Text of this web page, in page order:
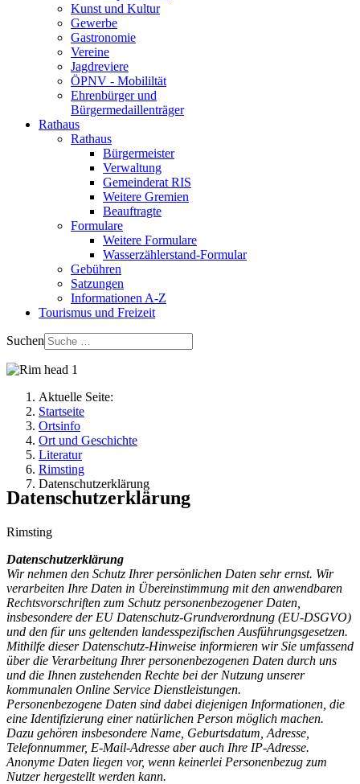
Kunst und Kultur
Gewerbe
Gastronomie
Vereine
Jagdreviere
ÖPNV - Mobililtät
Ehrenbürger und
Bürgermedaillenträger
Rathaus
Rathaus
Bürgermeister
Verwaltung
Gemeinderat RIS
Weitere Gremien
Beauftragte
Formulare
Weitere Formulare
Wasserzählerstand-Formular
Gebühren
Satzungen
Informationen A-Z
Tourismus und Freizeit
Suchen
Aktuelle Seite:
Startseite
Ortsinfo
Ort und Geschichte
Literatur
Rimsting
Datenschutzerklärung
Datenschutzerklärung
Rimsting
Datenschutzerklärung
Wir nehmen den Schutz Ihrer persönlichen Daten sehr ernst. Wir
verarbeiten Ihre Daten in Übereinstimmung mit den anwendbaren
Rechtsvorschriften zum Schutz personenbezogener Daten,
insbesondere der EU Datenschutz-Grundverordnung (EU-DSGVO)
und den für uns geltenden landesspezifischen Ausführungsgesetzen.
Mithilfe dieser Datenschutz-Hinweise informieren wir Sie umfassend
über die Verarbeitung Ihrer personenbezogenen Daten durch uns
und die Ihnen zustehenden Rechte bei der Nutzung unserer
kommunalen Online Service Dienstleistungen.
Personenbezogene Daten sind dabei diejenigen Informationen, die
eine Identifizierung einer natürlichen Person möglich machen.
Dazu gehören insbesondere Name, Geburtsdatum, Adresse,
Telefonnummer, E-Mail-Adresse aber auch Ihre IP-Adresse.
Anonyme Daten liegen vor, wenn keinerlei Personenbezug zum
Nutzer hergestellt werden kann.